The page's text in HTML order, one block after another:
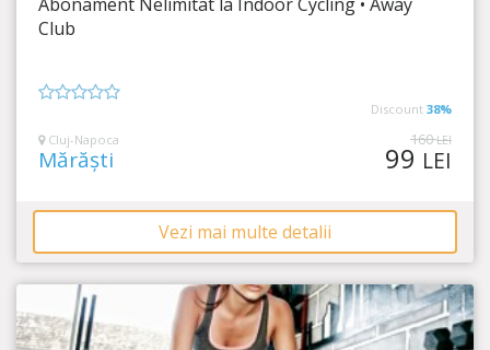
Timp Rămas
Club
din
5
Discount 38%
Cluj-Napoca
Mărăști
160LEI
99 LEI
Vezi mai multe detalii